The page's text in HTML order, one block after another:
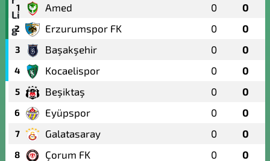
1 Amed 0 0
2 Erzurumspor FK 0 0
3 Başakşehir 0 0
4 Kocaelispor 0 0
5 Beşiktaş 0 0
6 Eyüpspor 0 0
7 Galatasaray 0 0
8 Çorum FK 0 0